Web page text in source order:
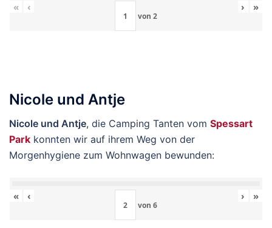
« ‹
von 2
› »
Nicole und Antje
Nicole und Antje, die Camping Tanten vom Spessart
Park konnten wir auf ihrem Weg von der
Morgenhygiene zum Wohnwagen bewunden:
« ‹
von 6
› »